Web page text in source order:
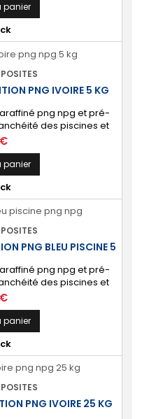
lisse, brillante
la surface visible
panier
PNG IVOIRE 5 KG
png npg et pré-
des piscines et
extérieure lisse
: Étanchéifie votre
verre. Livré avec son
10 cl
panier
PNG BLEU PISCINE 5
png npg et pré-
des piscines et
extérieure lisse
: Étanchéifie votre
verre. Livré avec son
10 cl
panier
PNG IVOIRE 25 KG